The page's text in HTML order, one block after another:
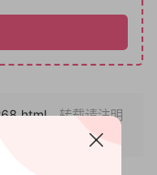
，转载请注明